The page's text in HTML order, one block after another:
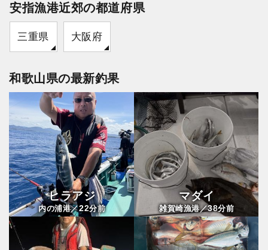
安指漁港近郊の都道府県
三重県 大阪府
和歌山県の最新釣果
ヒラアジ
内の浦港／22分前
マダイ
雑賀崎漁港／38分前